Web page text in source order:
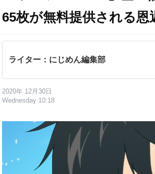
65枚が無料提供される
ライター：にじめん編集部
2020年 12月30日
Wednesday 10:18